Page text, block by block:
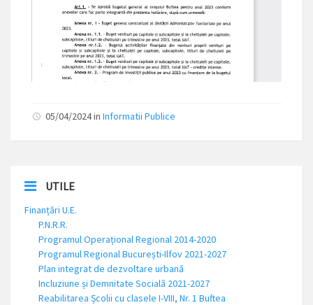
05/04/2024 in Informatii Publice
UTILE
Finanțări U.E.
P.N.R.R.
Programul Operațional Regional 2014-2020
Programul Regional București-Ilfov 2021-2027
Plan integrat de dezvoltare urbană
Incluziune și Demnitate Socială 2021-2027
Reabilitarea Școlii cu clasele I-VIII, Nr. 1 Buftea